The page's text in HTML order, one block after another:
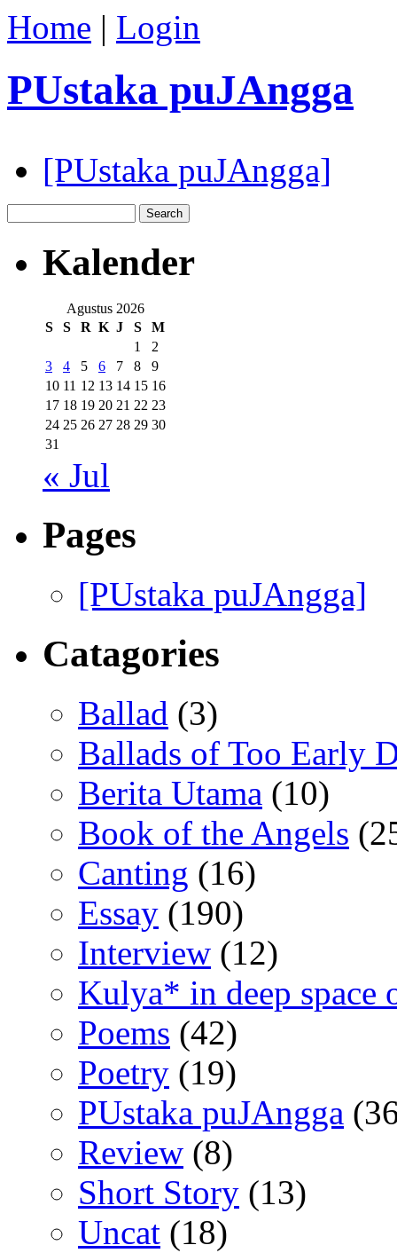
Home | Login
PUstaka puJAngga
[PUstaka puJAngga]
Kalender
Agustus 2026
S
S R K J S
M
1
2
3
4 5 6 7 8
9
10 11 12 13 14 15 16
17 18 19 20 21 22 23
24 25 26 27 28 29 30
31
« Jul
Pages
[PUstaka puJAngga]
Catagories
Ballad (3)
Ballads of Too Early
Berita Utama (10)
Book of the Angels
Canting (16)
Essay (190)
Interview (12)
Kulya* in deep space
Poems (42)
Poetry (19)
PUstaka puJAngga
Review (8)
Short Story (13)
Uncat (18)